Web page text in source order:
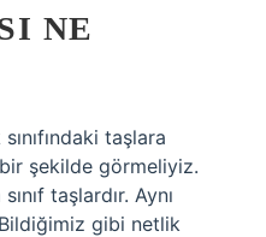
NE
taşlara
şekilde görmeliyiz.
taşlardır. Aynı
Bildiğimiz gibi netlik